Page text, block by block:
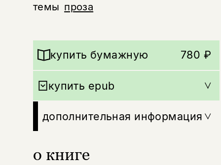
темы проза
о книге
купить бумажную 780 ₽
купить epub
дополнительная информация